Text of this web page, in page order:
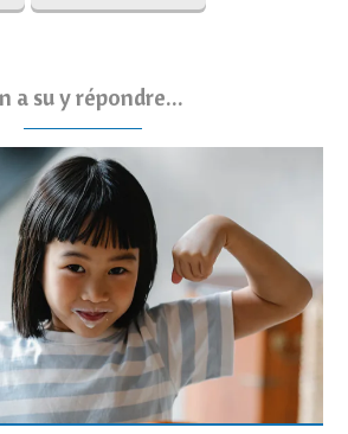
a su y répondre...